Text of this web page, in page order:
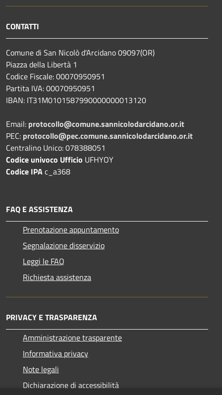
CONTATTI
Comune di San Nicolò d'Arcidano 09097(OR)
Piazza della Libertà 1
Codice Fiscale: 00070950951
Partita IVA: 00070950951
IBAN: IT31M0101587990000000013120
Email: protocollo@comune.sannicolodarcidano.or.it
PEC: protocollo@pec.comune.sannicolodarcidano.or.it
Centralino Unico: 078388051
Codice univoco Ufficio UFHYOY
Codice IPAc_a368
FAQ E ASSISTENZA
Prenotazione appuntamento
Segnalazione disservizio
Leggi le FAQ
Richiesta assistenza
PRIVACY E TRASPARENZA
Amministrazione trasparente
Informativa privacy
Note legali
Dichiarazione di accessibilità